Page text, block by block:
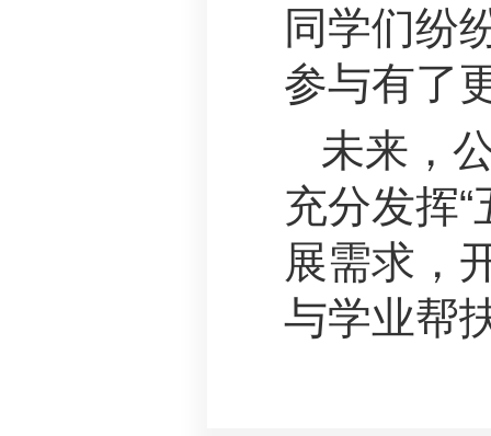
同学们纷
参与有了
未来，
充分发挥
展需求，
与学业帮